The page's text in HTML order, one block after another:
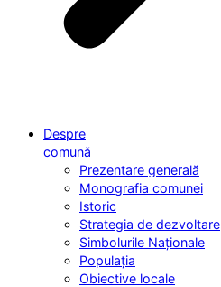
Despre
comună
Prezentare generală
Monografia comunei
Istoric
Strategia de dezvoltare
Simbolurile Naționale
Populația
Obiective locale